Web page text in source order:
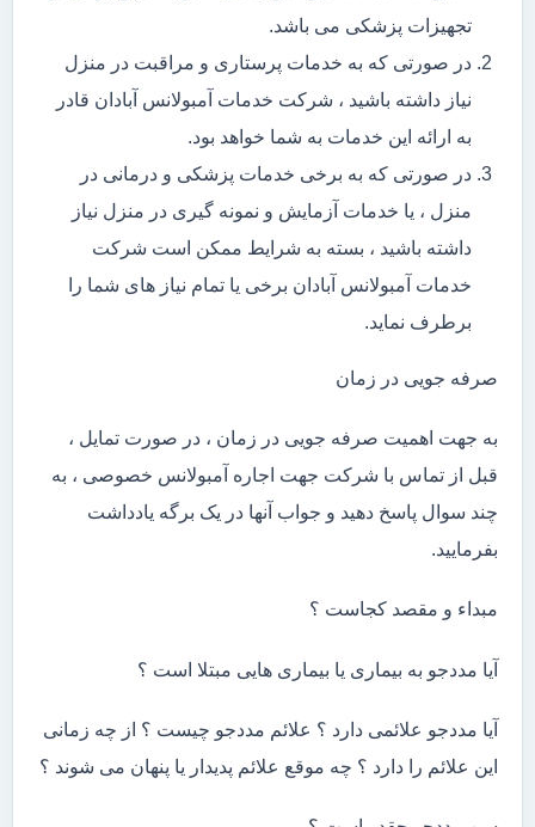
تجهیزات پزشکی می باشد.
در صورتی که به خدمات پرستاری و مراقبت در منزل
نیاز داشته باشید ، شرکت خدمات آمبولانس آبادان قادر
به ارائه این خدمات به شما خواهد بود.
در صورتی که به برخی خدمات پزشکی و درمانی در
منزل ، یا خدمات آزمایش و نمونه گیری در منزل نیاز
داشته باشید ، بسته به شرایط ممکن است شرکت
خدمات آمبولانس آبادان برخی یا تمام نیاز های شما را
برطرف نماید.
صرفه جویی در زمان
به جهت اهمیت صرفه جویی در زمان ، در صورت تمایل ،
قبل از تماس با شرکت جهت اجاره آمبولانس خصوصی ، به
چند سوال پاسخ دهید و جواب آنها در یک برگه یادداشت
بفرمایید.
مبداء و مقصد کجاست ؟
آیا مددجو به بیماری یا بیماری هایی مبتلا است ؟
آیا مددجو علائمی دارد ؟ علائم مددجو چیست ؟ از چه زمانی
این علائم را دارد ؟ چه موقع علائم پدیدار یا پنهان می شوند ؟